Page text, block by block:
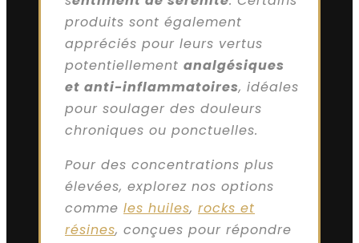
produits sont également
appréciés pour leurs vertus
potentiellement analgésiques
et anti-inflammatoires, idéales
pour soulager des douleurs
chroniques ou ponctuelles.
Pour des concentrations plus
élevées, explorez nos options
comme les huiles, rocks et
résines, conçues pour répondre